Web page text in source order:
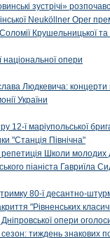
зустрічі»
Neuköllner Oper
Крушельницької
національної опери
Людкевича:
України
12-ї маріупольської
"Станція Північна"
Школи молодих
піаніста Гавриїла
80-ї десантно-
"Рівненських
опери
тиждень знакових